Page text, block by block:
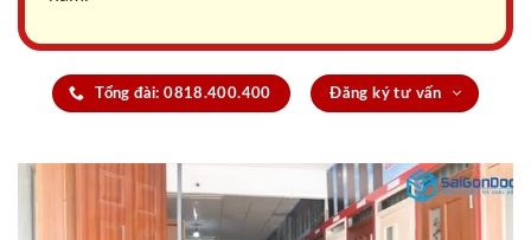
Tổng đài: 0818.400.400 Đăng ký tư vấn